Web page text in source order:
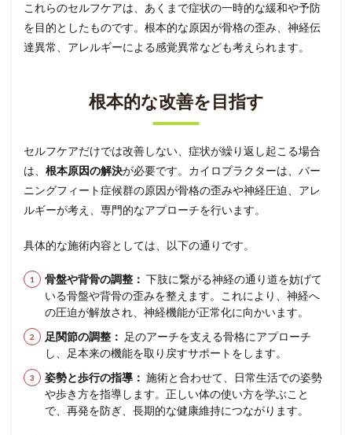
これらのセルフケアは、あくまで症状の一時的な緩和や予防
を目的としたものです。根本的な原因が骨格の歪み、神経伝
達異常、アレルギーによる感覚異常なども考えられます。
根本的な改善を目指す
セルフケアだけでは改善しない、症状が繰り返し起こる場合
は、 根本原因の解決が必要です。カイロプラクターは、バー
ニングフィート症候群の原因が骨格の歪みや神経圧迫、アレ
ルギーが考え、専門的なアプローチを行います。
具体的な施術内容としては、以下の通りです。
骨盤や背骨の調整： 下肢に繋がる神経の通り道を妨げて
いる骨盤や背骨の歪みを整えます。これにより、神経へ
の圧迫が解放され、神経機能が正常化に向かいます。
足関節の調整： 足のアーチを支える骨格にアプローチ
し、足本来の機能を取り戻すサポートをします。
姿勢と歩行の指導： 施術と合わせて、日常生活での姿勢
や歩き方を指導します。正しい体の使い方を学ぶこと
で、再発を防ぎ、長期的な健康維持につながります。